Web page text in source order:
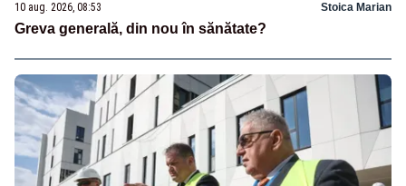
10 aug. 2026, 08:53 Stoica Marian
Greva generală, din nou în sănătate?